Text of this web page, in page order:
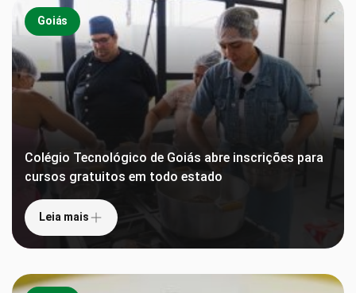
Goiás
Colégio Tecnológico de Goiás abre inscrições para
cursos gratuitos em todo estado
Leia mais